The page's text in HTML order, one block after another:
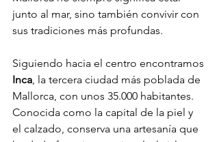
junto al mar, sino también convivir con
sus tradiciones más profundas.
Siguiendo hacia el centro encontramos
Inca, la tercera ciudad más poblada de
Mallorca, con unos 35.000 habitantes.
Conocida como la capital de la piel y
el calzado, conserva una artesanía que